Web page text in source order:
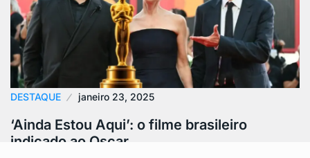
DESTAQUE janeiro 23, 2025
‘Ainda Estou Aqui’: o filme brasileiro
indicado ao Oscar…